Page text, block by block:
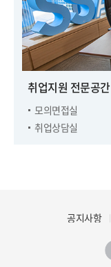
취업지원 전문공간
모의면접실
취업상담실
공지사항